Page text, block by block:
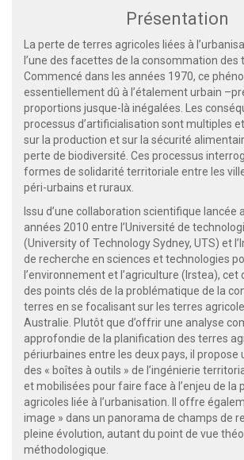
Présentation
La perte de terres agricoles liées à
l’une des facettes de la consommation des
Commencé dans les années 1970, ce
essentiellement dû à l’étalement urbain
proportions jusque-là inégalées. Les
processus d’artificialisation sont multiples
sur la production et sur la sécurité
perte de biodiversité. Ces processus
formes de solidarité territoriale entre les
péri-urbains et ruraux.
Issu d’une collaboration scientifique lancée
années 2010 entre l’Université de
(University of Technology Sydney, UTS) et
de recherche en sciences et technologies
l’environnement et l’agriculture (Irstea), cet
des points clés de la problématique de la
terres en se focalisant sur les terres
Australie. Plutôt que d’offrir une analyse
approfondie de la planification des terres
périurbaines entre les deux pays, il propose
des « boîtes à outils » de l’ingénierie
et mobilisées pour faire face à l’enjeu de la
agricoles liée à l’urbanisation. Il offre
image » dans un panorama de champs de
pleine évolution, autant du point de vue
méthodologique.